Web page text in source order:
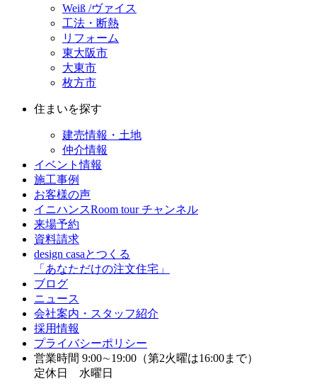
Weiß /ヴァイス
工法・断熱
リフォーム
東大阪市
大東市
枚方市
住まいを探す
建売情報・土地
仲介情報
イベント情報
施工事例
お客様の声
イニハンスRoom tour チャンネル
来場予約
資料請求
design casaとつくる
「あなただけの注文住宅」
ブログ
ニュース
会社案内・スタッフ紹介
採用情報
プライバシーポリシー
営業時間 9:00∼19:00（第2火曜は16:00まで）
定休日 水曜日